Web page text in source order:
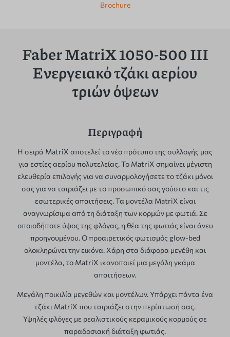
Brochure
Faber MatriX 1050-500 III
Ενεργειακό τζάκι αερίου
τριών όψεων
Περιγραφή
Η σειρά MatriX αποτελεί το νέο πρότυπο της συλλογής μας
για εστίες αερίου πολυτελείας. Το MatriX σημαίνει μέγιστη
ελευθερία επιλογής για να συναρμολογήσετε το τζάκι μόνοι
σας για να ταιριάζει με το προσωπικό σας γούστο και τις
εσωτερικές απαιτήσεις. Τα μοντέλα MatriX είναι
αναγνωρίσιμα από τη διάταξη των κορμών με φωτιά. Σε
οποιοδήποτε ύψος της φλόγας, η θέα της φωτιάς είναι άνευ
προηγουμένου. Ο προαιρετικός φωτισμός glow-bed
ολοκληρώνει την εικόνα. Χάρη στα διάφορα μεγέθη και
μοντέλα, το MatriX ικανοποιεί μια μεγάλη γκάμα
απαιτήσεων.
Μεγάλη ποικιλία μεγεθών και μοντέλων. Υπάρχει πάντα ένα
τζάκι MatriX που ταιριάζει στην περίπτωσή σας.
Υψηλές φλόγες με ρεαλιστικούς κεραμικούς κορμούς σε
παραδοσιακή διάταξη φωτιάς.